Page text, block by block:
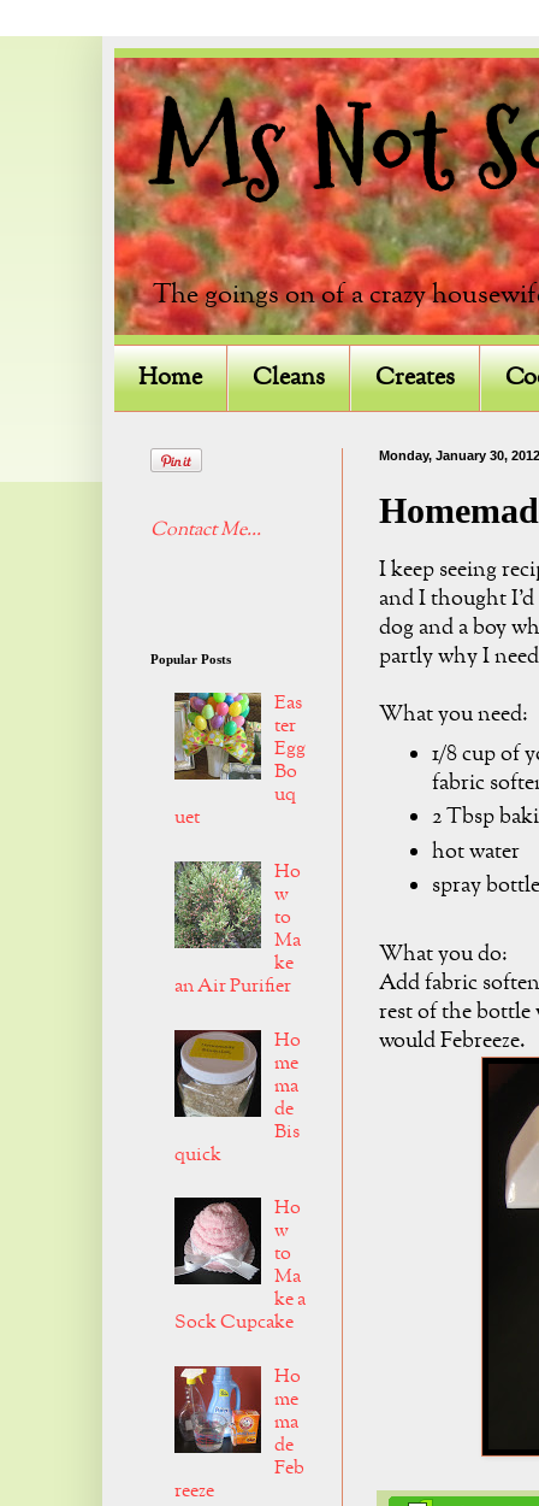
Ms Not
The goings on of a crazy
Home Cleans Creates
Monday, January 30, 2012
I keep seeing
and I thought I'd
dog and a boy
partly why I
What you need:
1/8 cup of
fabric
2 Tbsp
hot water
spray
What you do:
Add fabric
rest of the bottle
would Febreeze.
Contact Me...
Popular Posts
Eas
ter
Egg
Bo
uq
uet
Ho
w
to
Ma
ke
an Air Purifier
Ho
me
ma
de
Bis
quick
Ho
w
to
Ma
ke a
Sock Cupcake
Ho
me
ma
de
Feb
reeze